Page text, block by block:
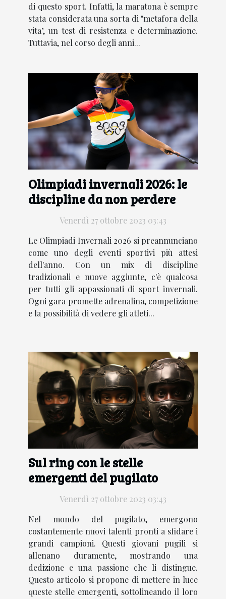
di questo sport. Infatti, la maratona è sempre
stata considerata una sorta di "metafora della
vita", un test di resistenza e determinazione.
Tuttavia, nel corso degli anni...
Olimpiadi invernali 2026: le
discipline da non perdere
Venerdì 27 ottobre 2023 03:43
Le Olimpiadi Invernali 2026 si preannunciano
come uno degli eventi sportivi più attesi
dell'anno. Con un mix di discipline
tradizionali e nuove aggiunte, c'è qualcosa
per tutti gli appassionati di sport invernali.
Ogni gara promette adrenalina, competizione
e la possibilità di vedere gli atleti...
Sul ring con le stelle
emergenti del pugilato
Venerdì 27 ottobre 2023 03:43
Nel mondo del pugilato, emergono
costantemente nuovi talenti pronti a sfidare i
grandi campioni. Questi giovani pugili si
allenano duramente, mostrando una
dedizione e una passione che li distingue.
Questo articolo si propone di mettere in luce
queste stelle emergenti, sottolineando il loro